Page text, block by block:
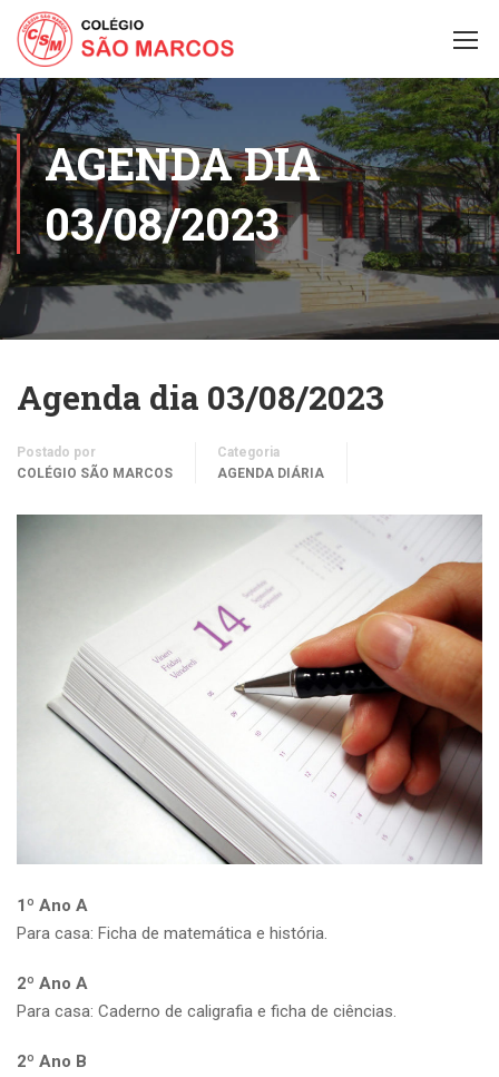
AGENDA DIA
03/08/2023
Agenda dia 03/08/2023
Postado por
COLÉGIO SÃO MARCOS
Categoria
AGENDA DIÁRIA
1º Ano A
Para casa: Ficha de matemática e história.
2º Ano A
Para casa: Caderno de caligrafia e ficha de ciências.
2º Ano B